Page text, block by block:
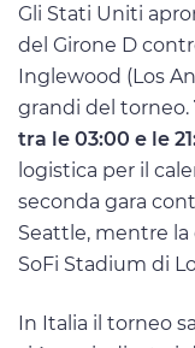
Gli Stati Uniti
del Girone D
Inglewood (Los
grandi del torneo.
tra le 03:00 e le
logistica per il
seconda gara
Seattle, mentre la
SoFi Stadium di
In Italia il torneo